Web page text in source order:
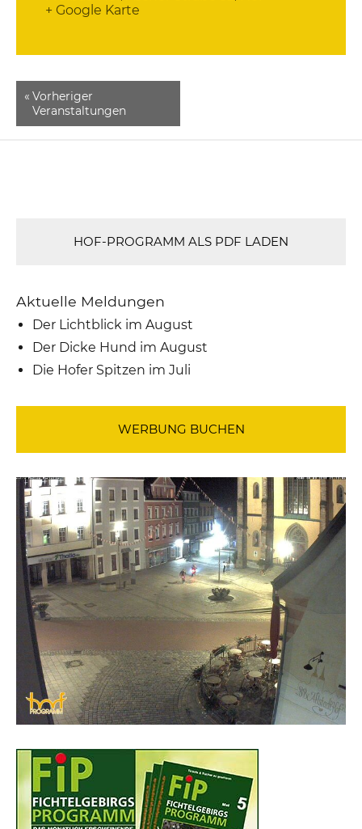
+ Google Karte
« Vorheriger
Veranstaltungen
HOF-PROGRAMM ALS PDF LADEN
Aktuelle Meldungen
Der Lichtblick im August
Der Dicke Hund im August
Die Hofer Spitzen im Juli
WERBUNG BUCHEN